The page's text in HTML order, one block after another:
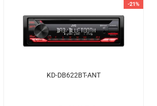
-21%
KD-DB622BT-ANT